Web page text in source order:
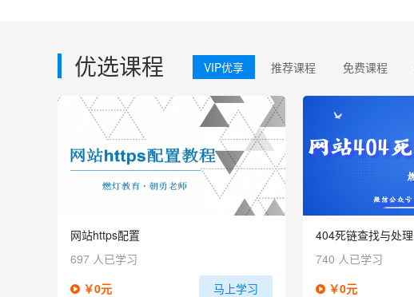
优选课程 VIP优享 推荐课程 免费课程
网站https配置
697 人已学习
￥0元
马上学习
404死链查找与处理
740 人已学习
￥0元